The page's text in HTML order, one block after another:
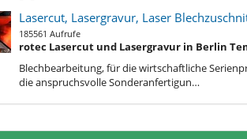
Lasercut, Lasergravur, Laser
185561 Aufrufe
rotec Lasercut und Lasergravur in Berlin
Blechbearbeitung, für die wirtschaftliche
die anspruchsvolle Sonderanfertigun…